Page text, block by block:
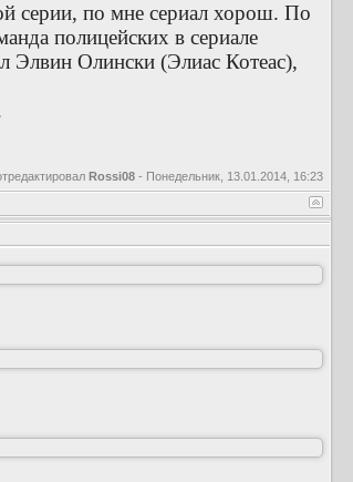
серии, по мне сериал хорош. По
полицейских в сериале
Элвин Олински (Элиас Котеас),
Rossi08 - Понедельник, 13.01.2014, 16:23